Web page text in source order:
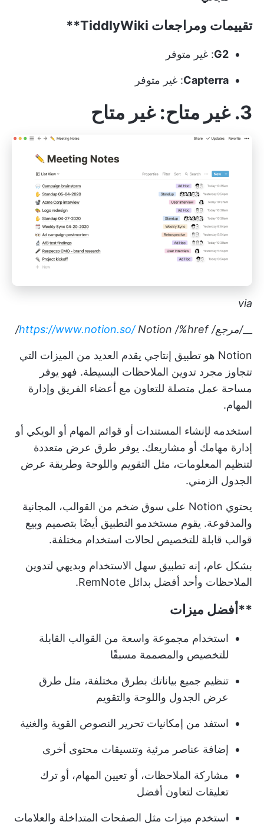
تقييمات ومراجعات TiddlyWiki**
G2: غير متوفر
Capterra: غير متوفر
3. غير متاح : غير متاح
via
__/مرجع/ https://www.notion.so/ Notion /%href/
Notion هو تطبيق إنتاجي يقدم العديد من الميزات التي
تتجاوز مجرد تدوين الملاحظات البسيطة. فهو يوفر
مساحة عمل متصلة للتعاون مع أعضاء الفريق وإدارة
المهام.
استخدمه لإنشاء المستندات أو قوائم المهام أو الويكي أو
إدارة مهامك أو مشاريعك. يوفر طرق عرض متعددة
لتنظيم المعلومات، مثل التقويم واللوحة وطريقة عرض
الجدول الزمني.
يحتوي Notion على سوق ضخم من القوالب، المجانية
والمدفوعة. يقوم مستخدمو التطبيق أيضًا بتصميم وبيع
قوالب قابلة للتخصيص لحالات استخدام مختلفة.
بشكل عام، إنه تطبيق سهل الاستخدام وبديهي لتدوين
الملاحظات وأحد أفضل بدائل RemNote.
**أفضل ميزات
استخدام مجموعة واسعة من القوالب القابلة
للتخصيص والمصممة مسبقًا
تنظيم جميع بياناتك بطرق مختلفة، مثل طرق
عرض الجدول واللوحة والتقويم
استفد من إمكانيات تحرير النصوص القوية والغنية
إضافة عناصر مرئية وتنسيقات محتوى أخرى
مشاركة الملاحظات، أو تعيين المهام، أو ترك
تعليقات لتعاون أفضل
استخدم ميزات مثل الصفحات المتداخلة والعلامات